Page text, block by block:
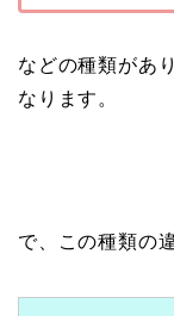
などの種類があ
なります。
で、この種類の